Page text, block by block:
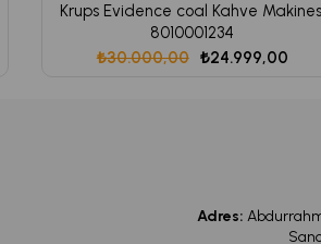
Krups Evidence coal Kahve
8010001234
₺24.999,00
₺30.000,00
Adres: